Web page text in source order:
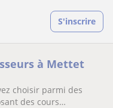
S'inscrire
à Mettet
choisir parmi des
des cours